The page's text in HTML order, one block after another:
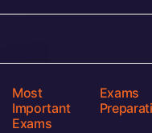
Most
Important
Exams
Exams